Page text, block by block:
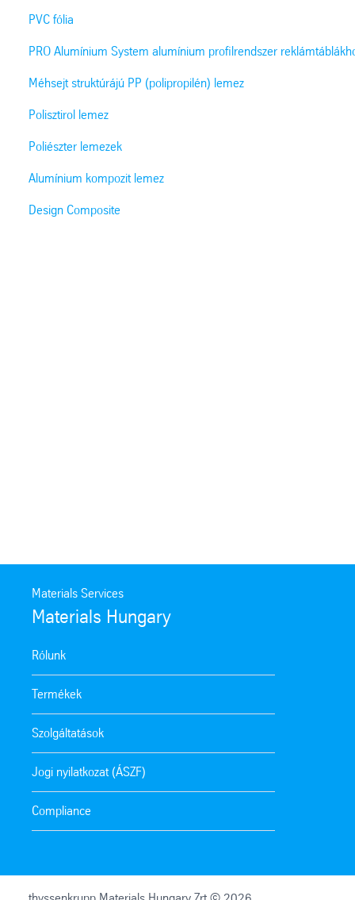
PVC fólia
PRO Alumínium System alumínium profilrendszer
Méhsejt struktúrájú PP (polipropilén) lemez
Polisztirol lemez
Poliészter lemezek
Alumínium kompozit lemez
Design Composite
Materials Services
Materials Hungary
Rólunk
Termékek
Szolgáltatások
Jogi nyilatkozat (ÁSZF)
Compliance